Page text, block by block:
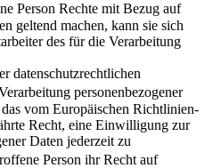
Person Rechte mit Bezug auf
geltend machen, kann sie sich
des für die Verarbeitung
personenbezogener
vom Europäischen Richtlinien-
Recht, eine Einwilligung zur
Daten jederzeit zu
Person ihr Recht auf